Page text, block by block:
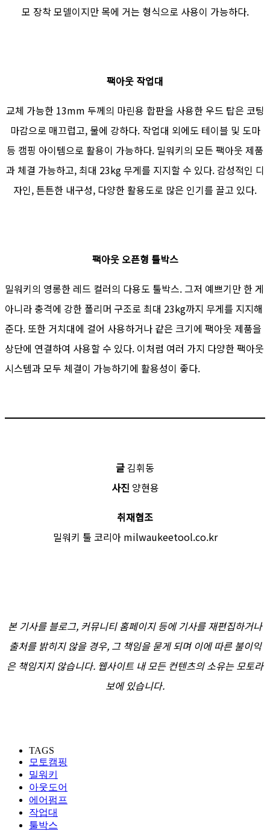
모 장착 모델이지만 목에 거는 형식으로 사용이 가능하다.
팩아웃 작업대
교체 가능한 13mm 두께의 마린용 합판을 사용한 우드 탑은 코팅
마감으로 매끄럽고, 물에 강하다. 작업대 외에도 테이블 및 도마
등 캠핑 아이템으로 활용이 가능하다. 밀워키의 모든 팩아웃 제품
과 체결 가능하고, 최대 23kg 무게를 지지할 수 있다. 감성적인 디
자인, 튼튼한 내구성, 다양한 활용도로 많은 인기를 끌고 있다.
팩아웃 오픈형 툴박스
밀워키의 영롱한 레드 컬러의 다용도 툴박스. 그저 예쁘기만 한 게
아니라 충격에 강한 폴리머 구조로 최대 23kg까지 무게를 지지해
준다. 또한 거치대에 걸어 사용하거나 같은 크기에 팩아웃 제품을
상단에 연결하여 사용할 수 있다. 이처럼 여러 가지 다양한 팩아웃
시스템과 모두 체결이 가능하기에 활용성이 좋다.
글김휘동
사진 양현용
취재협조
밀워키 툴 코리아 milwaukeetool.co.kr
본 기사를 블로그, 커뮤니티 홈페이지 등에 기사를 재편집하거나
출처를 밝히지 않을 경우, 그 책임을 묻게 되며 이에 따른 불이익
은 책임지지 않습니다. 웹사이트 내 모든 컨텐츠의 소유는 모토라
보에 있습니다.
TAGS
모토캠핑
밀워키
아웃도어
에어펌프
작업대
툴박스